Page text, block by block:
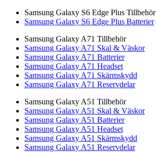
Samsung Galaxy S6 Edge Plus Tillbehör
Samsung Galaxy S6 Edge Plus Batterier
Samsung Galaxy A71 Tillbehör
Samsung Galaxy A71 Skal & Väskor
Samsung Galaxy A71 Batterier
Samsung Galaxy A71 Headset
Samsung Galaxy A71 Skärmskydd
Samsung Galaxy A71 Reservdelar
Samsung Galaxy A51 Tillbehör
Samsung Galaxy A51 Skal & Väskor
Samsung Galaxy A51 Batterier
Samsung Galaxy A51 Headset
Samsung Galaxy A51 Skärmskydd
Samsung Galaxy A51 Reservdelar